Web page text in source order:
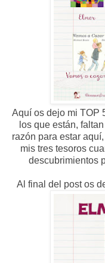
Aquí os dejo mi TOP
los que están,
razón para estar
mis tres tesoros
descubrimientos
Al final del post os